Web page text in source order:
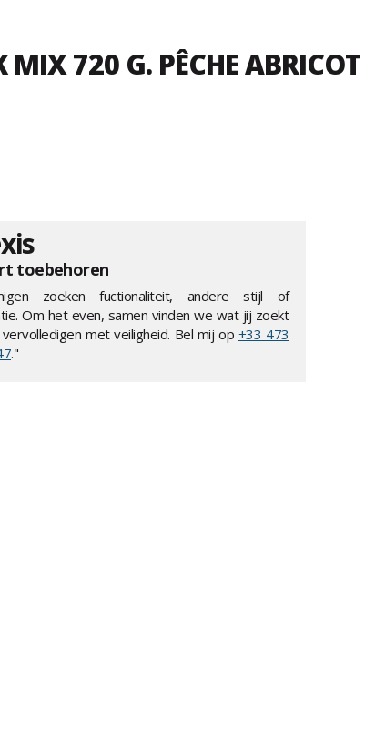
720 G. PÊCHE ABRICOT
toebehoren
zoeken fuctionaliteit, andere stijl of
Om het even, samen vinden we wat jij zoekt
met veiligheid. Bel mij op +33 473
."